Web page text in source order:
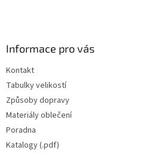
Informace pro vás
Kontakt
Tabulky velikostí
Způsoby dopravy
Materiály oblečení
Poradna
Katalogy (.pdf)